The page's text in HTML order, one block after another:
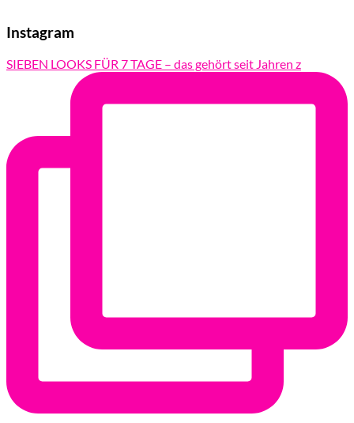
Instagram
SIEBEN LOOKS FÜR 7 TAGE – das gehört seit Jahren z